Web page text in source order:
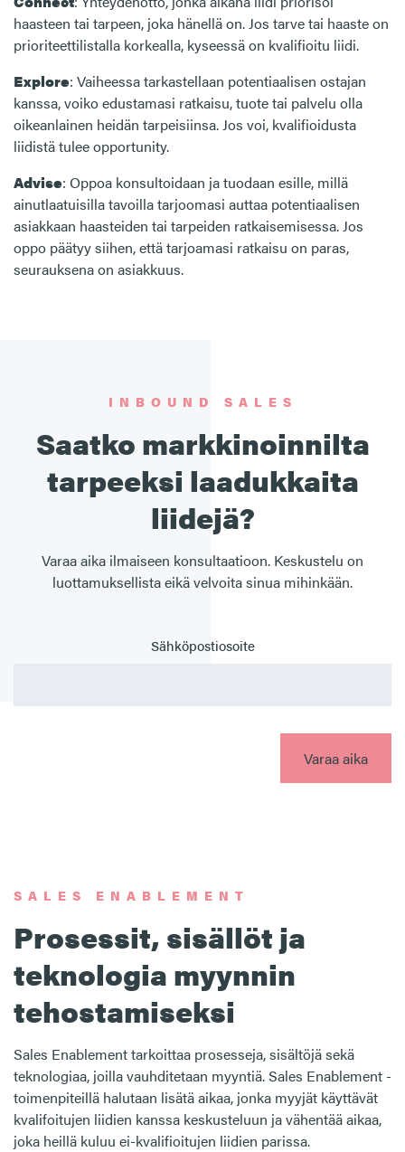
haasteen tai tarpeen, joka hänellä on. Jos tarve tai haaste on
prioriteettilistalla korkealla, kyseessä on kvalifioitu liidi.
Explore: Vaiheessa tarkastellaan potentiaalisen ostajan
kanssa, voiko edustamasi ratkaisu, tuote tai palvelu olla
oikeanlainen heidän tarpeisiinsa. Jos voi, kvalifioidusta
liidistä tulee opportunity.
Advise: Oppoa konsultoidaan ja tuodaan esille, millä
ainutlaatuisilla tavoilla tarjoomasi auttaa potentiaalisen
asiakkaan haasteiden tai tarpeiden ratkaisemisessa. Jos
oppo päätyy siihen, että tarjoamasi ratkaisu on paras,
seurauksena on asiakkuus.
INBOUND SALES
Saatko markkinoinnilta
tarpeeksi laadukkaita
liidejä?
Varaa aika ilmaiseen konsultaatioon. Keskustelu on
luottamuksellista eikä velvoita sinua mihinkään.
Sähköpostiosoite
SALES ENABLEMENT
Prosessit, sisällöt ja
teknologia myynnin
tehostamiseksi
Sales Enablement tarkoittaa prosesseja, sisältöjä sekä
teknologiaa, joilla vauhditetaan myyntiä. Sales Enablement -
toimenpiteillä halutaan lisätä aikaa, jonka myyjät käyttävät
kvalifoitujen liidien kanssa keskusteluun ja vähentää aikaa,
joka heillä kuluu ei-kvalifioitujen liidien parissa.